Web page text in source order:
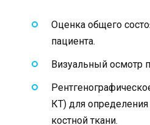
Оценка общего
пациента.
Визуальный осмотр
КТ) для
костной ткани.